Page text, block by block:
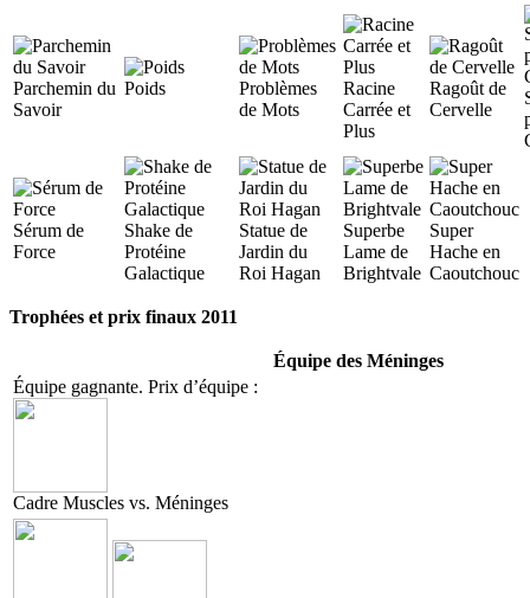
Parchemin du
Savoir
Poids
Problèmes
de Mots
Racine
Carrée et
Plus
Ragoût de
Cervelle
Sérum de
Force
Shake de
Protéine
Galactique
Statue de
Jardin du
Roi Hagan
Superbe
Lame de
Brightvale
Super
Hache en
Caoutchouc
Trophées et prix finaux 2011
Équipe des Méninges
Équipe gagnante. Prix d’équipe :
Cadre Muscles vs. Méninges